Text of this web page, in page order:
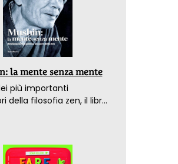
la mente senza mente
più importanti
della filosofia zen, il libro